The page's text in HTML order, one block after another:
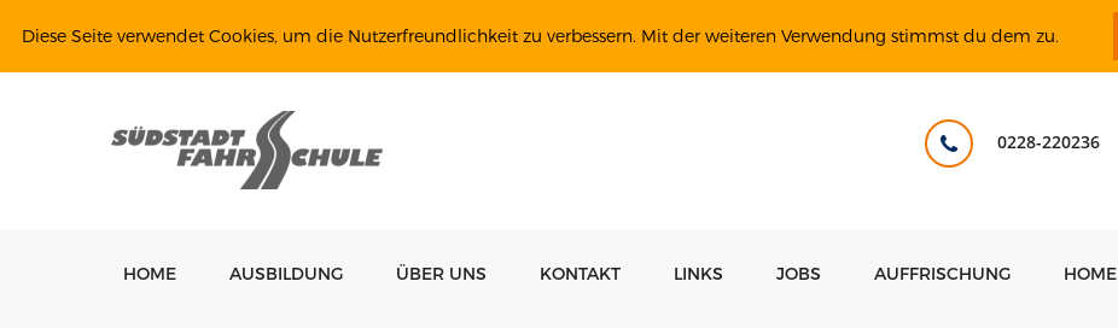
0228-220236
HOME AUSBILDUNG ÜBER UNS KONTAKT LINKS JOBS AUFFRISCHUNG HOME
Diese Seite verwendet Cookies, um die Nutzerfreundlichkeit zu verbessern. Mit der weiteren Verwendung stimmst du dem zu.